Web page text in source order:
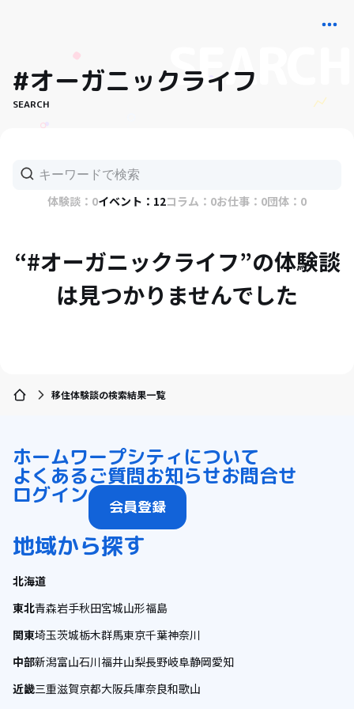
#オーガニックライフ
SEARCH
体験談：0イベント：12コラム：0お仕事：0団体：0
“#オーガニックライフ”の体験談
は見つかりませんでした
移住体験談の検索結果一覧
ホームワープシティについて
よくあるご質問お知らせお問合せ
ログイン 会員登録
地域から探す
北海道
東北青森岩手秋田宮城山形福島
関東埼玉茨城栃木群馬東京千葉神奈川
中部新潟富山石川福井山梨長野岐阜静岡愛知
近畿三重滋賀京都大阪兵庫奈良和歌山